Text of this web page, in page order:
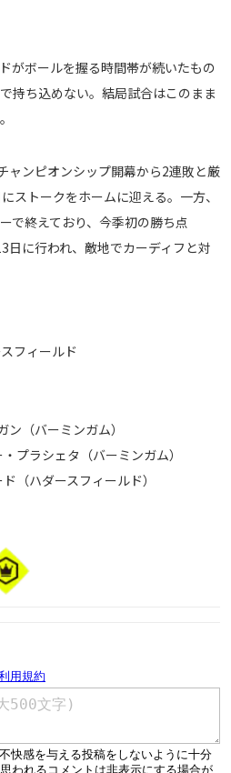
がボールを握る時間帯が続いたもの
持ち込めない。結局試合はこのまま
ャンピオンシップ開幕から2連敗と厳
ストークをホームに迎える。一方、
で終えており、今季初の勝ち点
日に行われ、敵地でカーディフと対
フィールド
（バーミンガム）
ラシェタ（バーミンガム）
ハダースフィールド）